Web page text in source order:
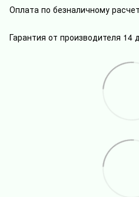
Оплата по безналичному
Гарантия от производителя 14